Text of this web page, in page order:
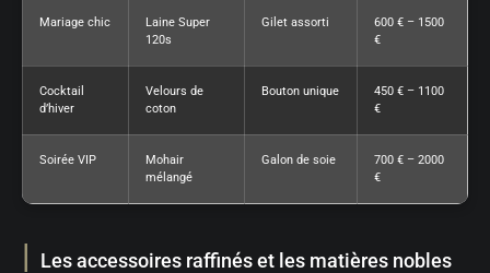
Mariage chic
Laine Super
120s
Gilet assorti
600 € – 1500
€
Cocktail
d’hiver
Velours de
coton
Bouton unique
450 € – 1100
€
Soirée VIP
Mohair
mélangé
Galon de soie
700 € – 2000
€
Les accessoires raffinés et les matières nobles